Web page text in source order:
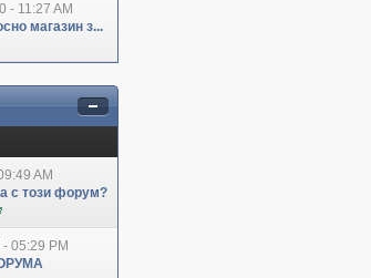
- 11:27 AM
магазин з...
AM
с този форум?
05:29 PM